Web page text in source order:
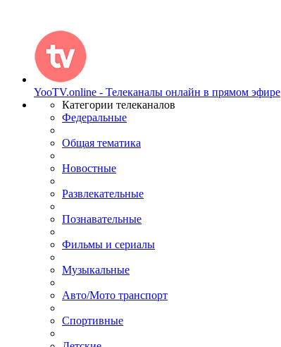
YooTV.online - Телеканалы онлайн в прямом эфире
Категории телеканалов
Федеральные
Общая тематика
Новостные
Развлекательные
Познавательные
Фильмы и сериалы
Музыкальные
Авто/Мото транспорт
Спортивные